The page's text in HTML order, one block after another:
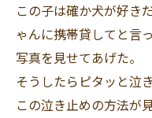
この子は確か犬が好き
ゃんに携帯貸してと言
写真を見せてあげた。
そうしたらピタッと泣
この泣き止めの方法が